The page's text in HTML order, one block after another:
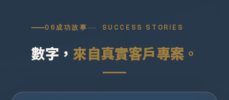
06成功故事 SUCCESS STORIES
數字， 來自真實客戶專案。